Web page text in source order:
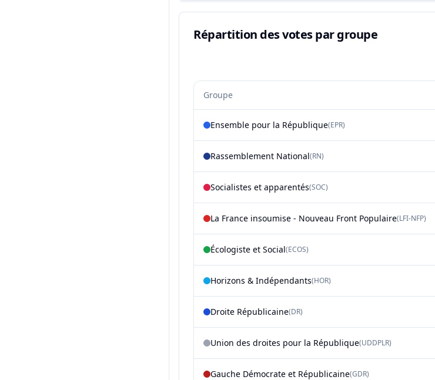
Répartition des votes par groupe
Groupe
Ensemble pour la République(EPR)
Rassemblement National(RN)
Socialistes et apparentés(SOC)
La France insoumise - Nouveau Front Populaire(LFI-NFP)
Écologiste et Social(ECOS)
Horizons & Indépendants(HOR)
Droite Républicaine(DR)
Union des droites pour la République(UDDPLR)
Gauche Démocrate et Républicaine(GDR)